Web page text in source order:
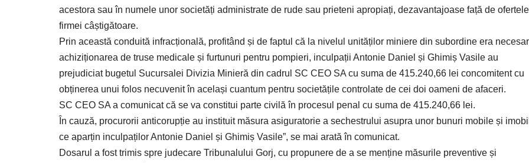
acestora sau în numele unor societăți administrate de rude sau prieteni apropiați, dezavantajoase față de ofertele
firmei câștigătoare.
Prin această conduită infracțională, profitând și de faptul că la nivelul unităților miniere din subordine era
achiziționarea de truse medicale și furtunuri pentru pompieri, inculpații Antonie Daniel și Ghimiș Vasile au
prejudiciat bugetul Sucursalei Divizia Minieră din cadrul SC CEO SA cu suma de 415.240,66 lei concomitent cu
obținerea unui folos necuvenit în același cuantum pentru societățile controlate de cei doi oameni de afaceri.
SC CEO SA a comunicat că se va constitui parte civilă în procesul penal cu suma de 415.240,66 lei.
În cauză, procurorii anticorupție au instituit măsura asiguratorie a sechestrului asupra unor bunuri mobile și
ce aparțin inculpaților Antonie Daniel și Ghimiș Vasile”, se mai arată în comunicat.
Dosarul a fost trimis spre judecare Tribunalului Gorj, cu propunere de a se menține măsurile preventive și